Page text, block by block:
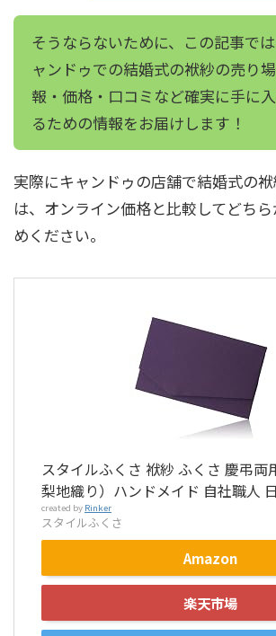
そうならないために、この記事で
ャンドゥでの結婚式の袱紗の売り
報・価格・口コミなど確実に手に
るための情報をお届けします！
実際にキャンドゥの店舗で結婚式の
は、オンライン価格と比較してどち
めください。
スタイルふくさ 袱紗 ふくさ 慶弔両
梨地織り）ハンドメイド 自社職人
created by Rinker
スタイルふくさ
Amazon
楽天市場